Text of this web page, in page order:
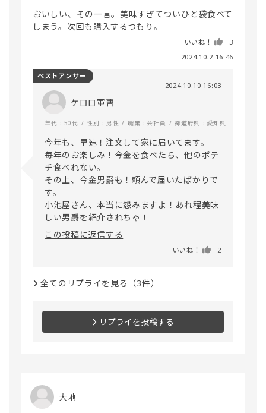
おいしい、その一言。美味すぎてついひと袋食べて
しまう。次回も購入するつもり。
いいね！
3
2024.10.2 16:46
2024.10.10 16:03
ケロロ軍曹
年代 : 50代 性別 : 男性 職業 : 会社員 都道府県 : 愛知県
今年も、早速！注文して家に届いてます。
毎年のお楽しみ！今金を食べたら、他のポテ
チ食べれない。
その上、今金男爵も！頼んで届いたばかりで
す。
小池屋さん、本当に怨みますよ！あれ程美味
この投稿に返信する
いいね！ 2
ベストアンサー
全てのリプライを見る（3件）
リプライを投稿する
大地